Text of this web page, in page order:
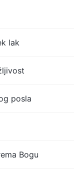
lak
posla
Bogu